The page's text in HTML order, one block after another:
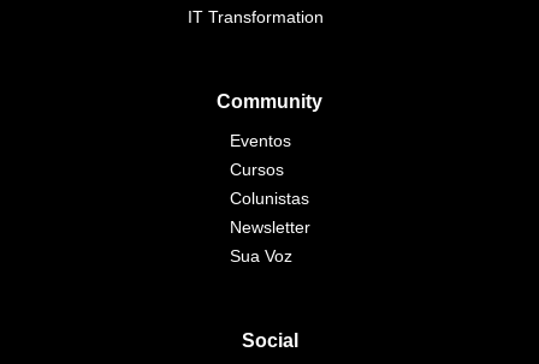
IT Transformation
Community
Eventos
Cursos
Colunistas
Newsletter
Sua Voz
Social